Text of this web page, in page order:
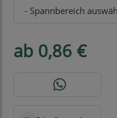
ab 0,86 €